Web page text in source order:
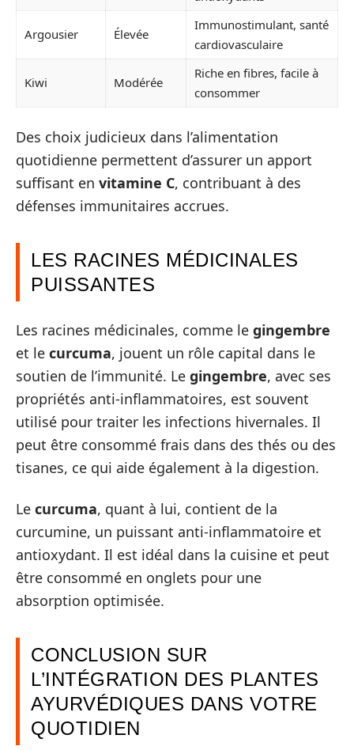
Argousier Élevée
Immunostimulant, santé
cardiovasculaire
Kiwi Modérée
Riche en fibres, facile à
consommer
Des choix judicieux dans l’alimentation
quotidienne permettent d’assurer un apport
suffisant en vitamine C, contribuant à des
défenses immunitaires accrues.
LES RACINES MÉDICINALES
PUISSANTES
Les racines médicinales, comme le gingembre
et le curcuma, jouent un rôle capital dans le
soutien de l’immunité. Le gingembre, avec ses
propriétés anti-inflammatoires, est souvent
utilisé pour traiter les infections hivernales. Il
peut être consommé frais dans des thés ou des
tisanes, ce qui aide également à la digestion.
Le curcuma, quant à lui, contient de la
curcumine, un puissant anti-inflammatoire et
antioxydant. Il est idéal dans la cuisine et peut
être consommé en onglets pour une
absorption optimisée.
CONCLUSION SUR
L’INTÉGRATION DES PLANTES
AYURVÉDIQUES DANS VOTRE
QUOTIDIEN